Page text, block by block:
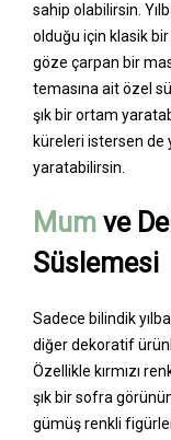
sahip olabilirsin.
olduğu için klasik
göze çarpan bir
temasına ait özel
şık bir ortam
küreleri istersen de
yaratabilirsin.
Mum ve
Süslemesi
Sadece bilindik
diğer dekoratif
Özellikle kırmızı
şık bir sofra
gümüş renkli